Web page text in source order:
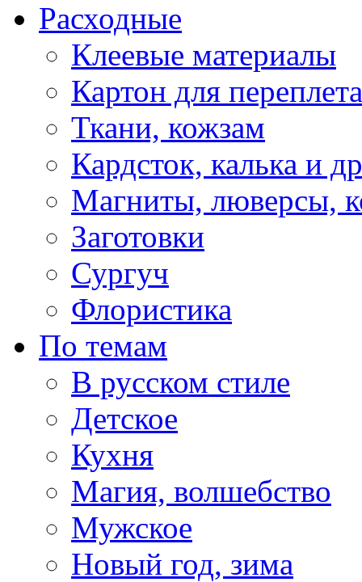
Расходные
Клеевые материалы
Картон для переплета
Ткани, кожзам
Кардсток, калька и
Магниты, люверсы,
Заготовки
Сургуч
Флористика
По темам
В русском стиле
Детское
Кухня
Магия, волшебство
Мужское
Новый год, зима